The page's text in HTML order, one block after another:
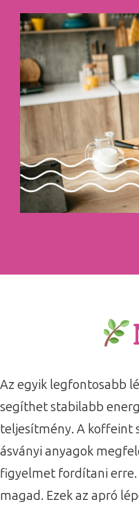
Az egyik legfontosabb
segíthet stabilabb
teljesítmény. A koffeint
ásványi anyagok
figyelmet fordítani erre.
magad. Ezek az apró